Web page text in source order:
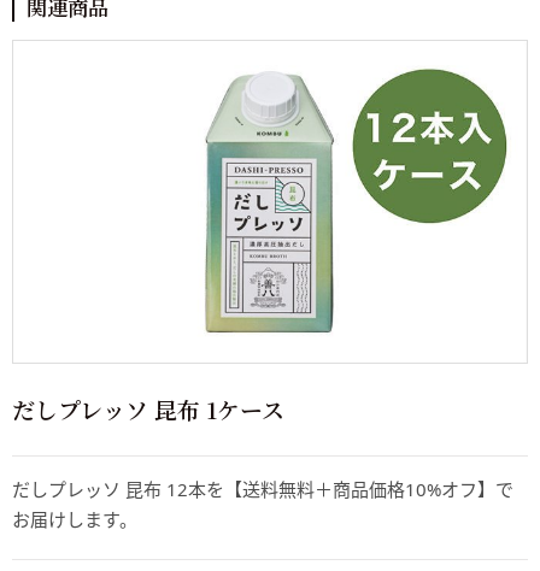
関連商品
だしプレッソ 昆布 1ケース
だしプレッソ 昆布 12本を【送料無料＋商品価格10%オフ】で
お届けします。